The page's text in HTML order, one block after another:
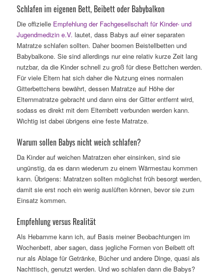
Schlafen im eigenen Bett, Beibett oder Babybalkon
Die offizielle Empfehlung der Fachgesellschaft für Kinder- und
Jugendmedizin e.V. lautet, dass Babys auf einer separaten
Matratze schlafen sollten. Daher boomen Beistellbetten und
Babybalkone. Sie sind allerdings nur eine relativ kurze Zeit lang
nutzbar, da die Kinder schnell zu groß für diese Bettchen werden.
Für viele Eltern hat sich daher die Nutzung eines normalen
Gitterbettchens bewährt, dessen Matratze auf Höhe der
Elternmatratze gebracht und dann eins der Gitter entfernt wird,
sodass es direkt mit dem Elternbett verbunden werden kann.
Wichtig ist dabei übrigens eine feste Matratze.
Warum sollen Babys nicht weich schlafen?
Da Kinder auf weichen Matratzen eher einsinken, sind sie
ungünstig, da es dann wiederum zu einem Wärmestau kommen
kann. Übrigens: Matratzen sollten möglichst früh besorgt werden,
damit sie erst noch ein wenig auslüften können, bevor sie zum
Einsatz kommen.
Empfehlung versus Realität
Als Hebamme kann ich, auf Basis meiner Beobachtungen im
Wochenbett, aber sagen, dass jegliche Formen von Beibett oft
nur als Ablage für Getränke, Bücher und andere Dinge, quasi als
Nachttisch, genutzt werden. Und wo schlafen dann die Babys?